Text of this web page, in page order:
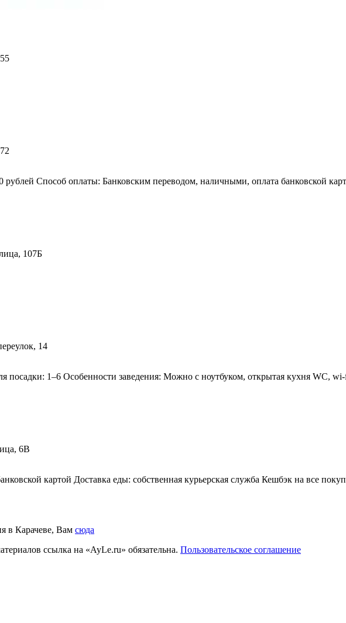
Способ оплаты: Банковским переводом, наличными, оплата банковской
107Б
14
посадки: 1–6 Особенности заведения: Можно с ноутбуком, открытая кухня WC,
6В
картой Доставка еды: собственная курьерская служба Кешбэк на все
в Карачеве, Вам сюда
ссылка на «AyLe.ru» обязательна. Пользовательское соглашение